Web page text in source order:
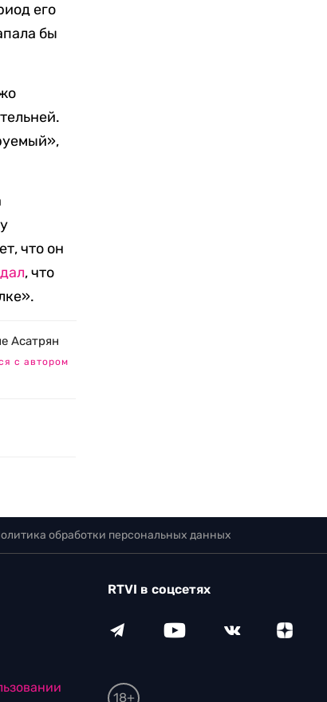
его
бы
что он
, что
Асатрян
с автором
обработки персональных данных
RTVI в соцсетях
18+